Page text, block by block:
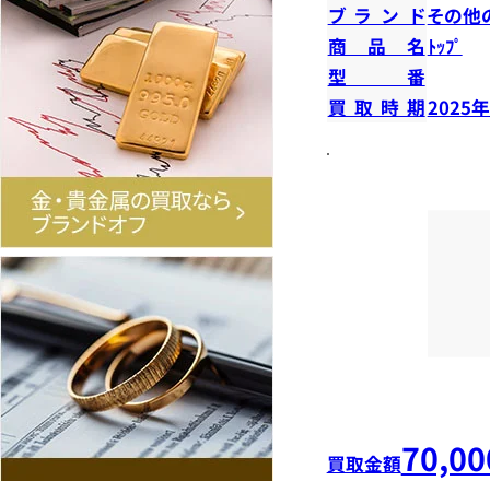
ブランドその他
商品名 ﾄｯﾌﾟ
型番
買取時期2025
買取金額